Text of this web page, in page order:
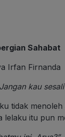
Sahabat
Irfan Firnanda
kau
tidak
itu pun